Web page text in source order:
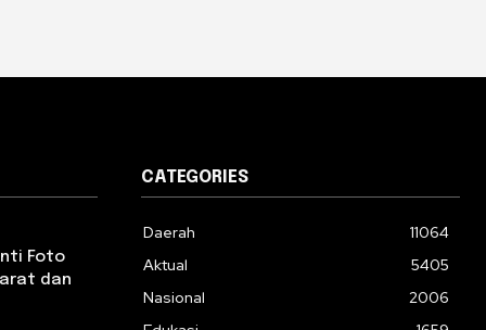
Foto
dan
CATEGORIES
Daerah
11064
Aktual
5405
Nasional
2006